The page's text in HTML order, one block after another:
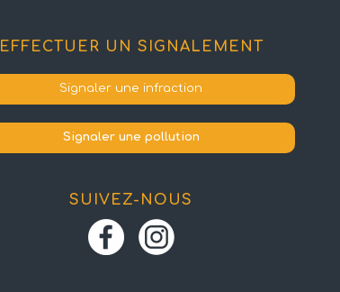
EFFECTUER UN SIGNALEMENT
Signaler une infraction
Signaler une pollution
SUIVEZ-NOUS